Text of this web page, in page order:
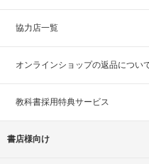
協力店一覧
オンラインショップの返品につい
教科書採用特典サービス
書店様向け